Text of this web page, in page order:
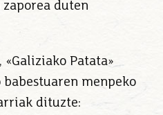
duten
, «Galiziako Patata»
menpeko
dituzte: